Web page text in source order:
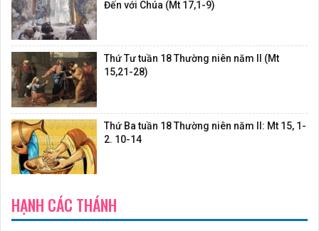
Đến với Chúa (Mt 17,1-9)
Thứ Tư tuần 18 Thường niên năm II (Mt
15,21-28)
Thứ Ba tuần 18 Thường niên năm II: Mt 15, 1-
2. 10-14
HẠNH CÁC THÁNH